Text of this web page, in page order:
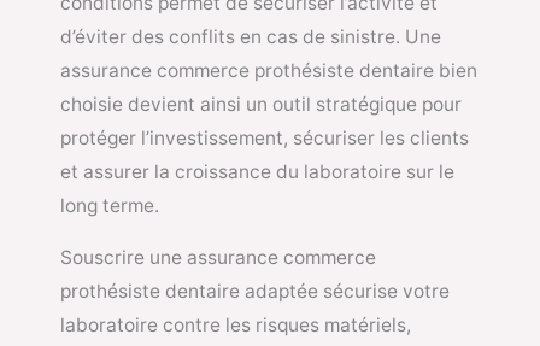
d’éviter des conflits en cas de sinistre. Une
assurance commerce prothésiste dentaire bien
choisie devient ainsi un outil stratégique pour
protéger l’investissement, sécuriser les clients
et assurer la croissance du laboratoire sur le
long terme.
Souscrire une assurance commerce
prothésiste dentaire adaptée sécurise votre
laboratoire contre les risques matériels,